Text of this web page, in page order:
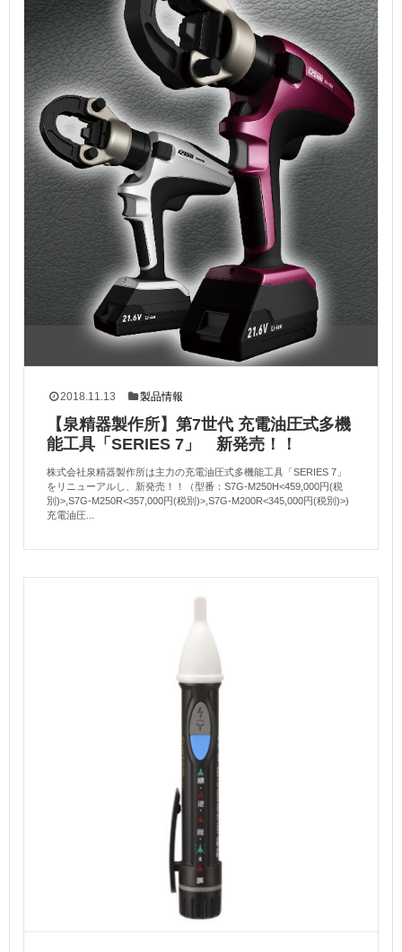
2018.11.13 製品情報
【泉精器製作所】第7世代 充電油圧式多機
能⼯具「SERIES 7」 新発売！！
株式会社泉精器製作所は主⼒の充電油圧式多機能⼯具「SERIES 7」
をリニューアルし、新発売！！（型番：S7G-M250H<459,000円(税
別)>,S7G-M250R<357,000円(税別)>,S7G-M200R<345,000円(税別)>)
充電油圧...